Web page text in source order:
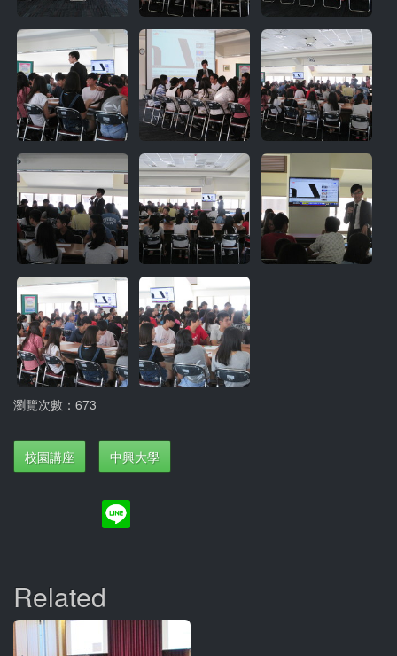
瀏覽次數：673
校園講座 中興大學
Related